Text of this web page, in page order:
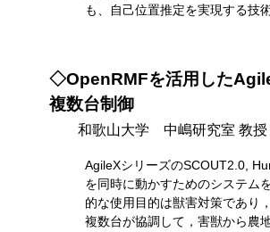
も、自己位置推定を実現する技
◇OpenRMFを活用した
複数台制御
和歌山大学 中嶋研究室 教授
AgileXシリーズのSCOUT2.0,
を同時に動かすためのシステム
的な使用目的は獣害対策であり
複数台が協調して，害獣から農